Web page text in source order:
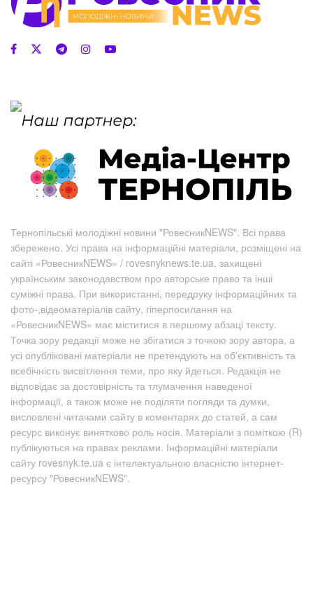
Тернопільські молодіжні новини "РовесникNEWS". Всі права
збережено. Усі права на інформаційні матеріали, розміщені на
сайті «РовесникNEWS» / rovesnyknews.te.ua, захищені
українським законодавством про авторське право та інші
суміжні права. При використанні, передруку інформаційних та
фото-,відеоматеріалів сайту, гіперпосилання на
«РовесникNEWS» має міститися в першому абзаці тексту.
Точка зору редакції може не збігатися з точкою зору автора, а
усі опубліковані матеріали не претендують на об'єктивність та
всебічність висвітлення теми, про яку йдеться. Редакція не
відповідає за достовірність та тлумачення наведеної
інформації, а також може не поділяти погляди та думки,
висловлені читачами сайту в коментарях до статей, а сам
ресурс виконує винятково роль носія. Матеріали з поміткою (R)
публікуються на правах реклами. Інформаційні матеріали
сайту rovesnyk.te.ua є інтелектуальною власністю інтернет-
ресурсу "РовесникNEWS".